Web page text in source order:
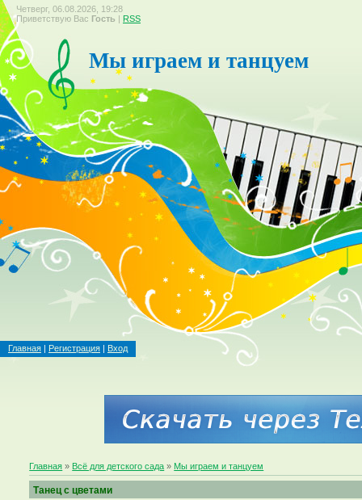
Четверг, 06.08.2026, 19:28
Приветствую Вас Гость | RSS
Мы играем и танцуем
Главная | Регистрация | Вход
Главная » Всё для детского сада » Мы играем и танцуем
Танец с цветами